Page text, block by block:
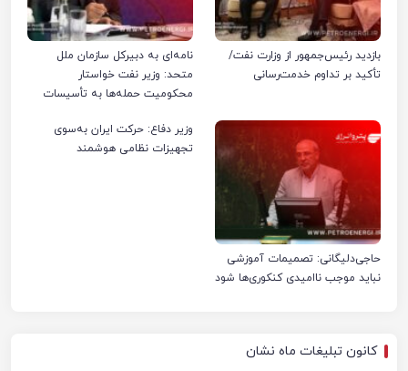
بازدید رئیس‌جمهور از وزارت نفت/
تأکید بر تداوم خدمت‌رسانی
نامه‌ای به دبیرکل سازمان ملل
متحد: وزیر نفت خواستار
محکومیت حمله‌ها به تأسیسات
حاجی‌دلیگانی: تصمیمات آموزشی
نباید موجب ناامیدی کنکوری‌ها شود
وزیر دفاع: حرکت ایران به‌سوی
تجهیزات نظامی هوشمند
کانون تبلیغات ماه نشان